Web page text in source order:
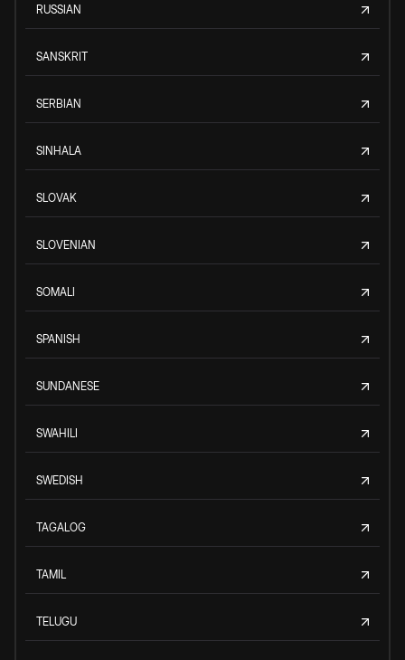
RUSSIAN
SANSKRIT
SERBIAN
SINHALA
SLOVAK
SLOVENIAN
SOMALI
SPANISH
SUNDANESE
SWAHILI
SWEDISH
TAGALOG
TAMIL
TELUGU